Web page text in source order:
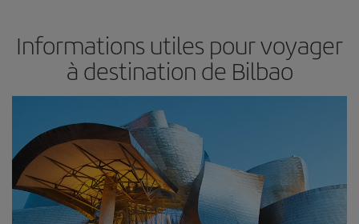
Informations utiles pour voyager
à destination de Bilbao